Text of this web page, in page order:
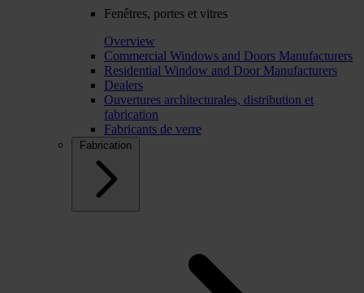
Fenêtres, portes et vitres
Overview
Commercial Windows and Doors Manufacturers
Residential Window and Door Manufacturers
Dealers
Ouvertures architecturales, distribution et
fabrication
Fabricants de verre
Fabrication